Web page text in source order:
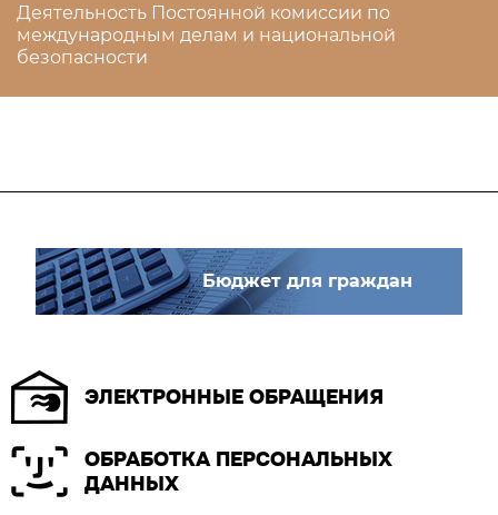
Деятельность Постоянной комиссии по
международным делам и национальной
безопасности
Бюджет для граждан
ЭЛЕКТРОННЫЕ ОБРАЩЕНИЯ
ОБРАБОТКА ПЕРСОНАЛЬНЫХ
ДАННЫХ